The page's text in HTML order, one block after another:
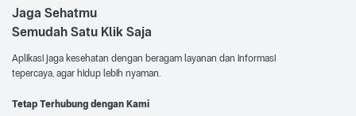
Jaga Sehatmu
Semudah Satu Klik Saja
Aplikasi jaga kesehatan dengan beragam layanan dan informasi
tepercaya, agar hidup lebih nyaman.
Tetap Terhubung dengan Kami